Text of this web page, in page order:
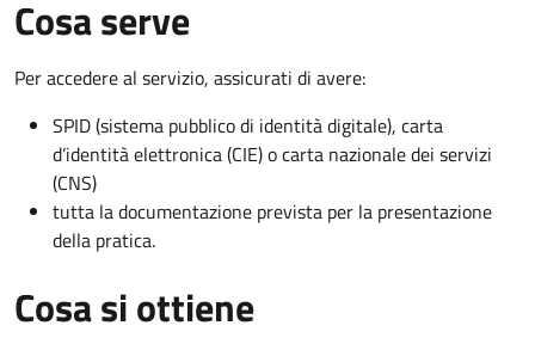
Cosa serve
Per accedere al servizio, assicurati di avere:
SPID (sistema pubblico di identità digitale), carta
d’identità elettronica (CIE) o carta nazionale dei servizi
(CNS)
tutta la documentazione prevista per la presentazione
della pratica.
Cosa si ottiene